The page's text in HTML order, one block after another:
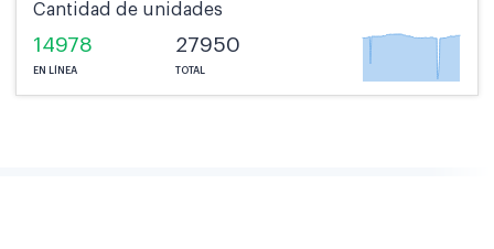
Cantidad de unidades
14978
EN LÍNEA
27950
TOTAL